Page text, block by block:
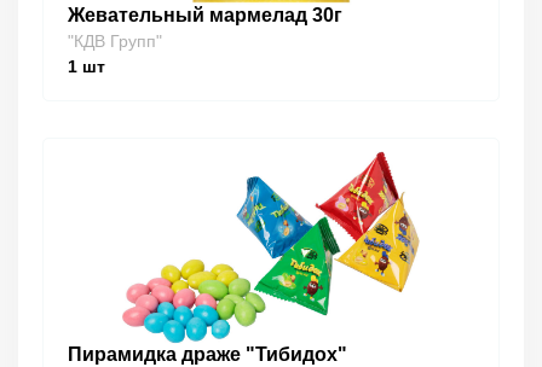
Жевательный мармелад 30г
"КДВ Групп"
1 шт
Пирамидка драже "Тибидох"